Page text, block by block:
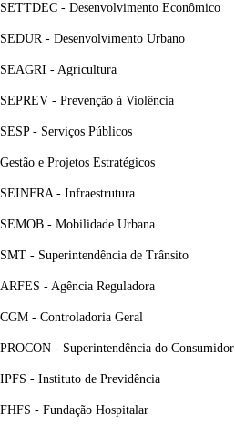
SETTDEC - Desenvolvimento Econômico
SEDUR - Desenvolvimento Urbano
SEAGRI - Agricultura
SEPREV - Prevenção à Violência
SESP - Serviços Públicos
Gestão e Projetos Estratégicos
SEINFRA - Infraestrutura
SEMOB - Mobilidade Urbana
SMT - Superintendência de Trânsito
ARFES - Agência Reguladora
CGM - Controladoria Geral
PROCON - Superintendência do Consumidor
IPFS - Instituto de Previdência
FHFS - Fundação Hospitalar